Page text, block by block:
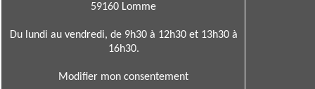
59160 Lomme
Du lundi au vendredi, de 9h30 à 12h30 et 13h30 à
16h30.
Modifier mon consentement